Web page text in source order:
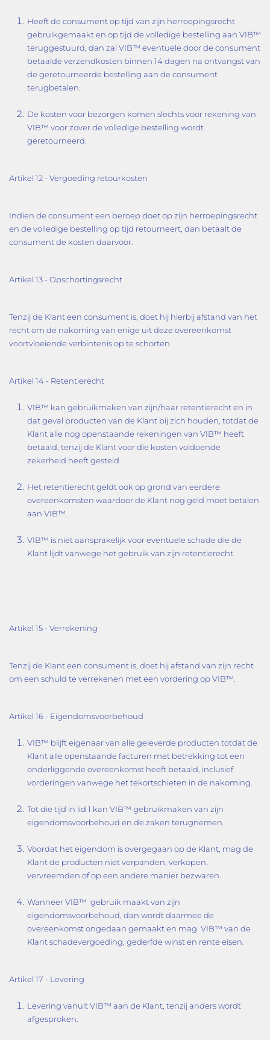
Heeft de consument op tijd van zijn herroepingsrecht
gebruikgemaakt en op tijd de volledige bestelling aan VIB™
teruggestuurd, dan zal VIB™ eventuele door de consument
betaalde verzendkosten binnen 14 dagen na ontvangst van
de geretourneerde bestelling aan de consument
terugbetalen.
De kosten voor bezorgen komen slechts voor rekening van
VIB™ voor zover de volledige bestelling wordt
geretourneerd.
Artikel 12 - Vergoeding retourkosten
Indien de consument een beroep doet op zijn herroepingsrecht
en de volledige bestelling op tijd retourneert, dan betaalt de
consument de kosten daarvoor.
Artikel 13 - Opschortingsrecht
Tenzij de Klant een consument is, doet hij hierbij afstand van het
recht om de nakoming van enige uit deze overeenkomst
voortvloeiende verbintenis op te schorten.
Artikel 14 - Retentierecht
VIB™ kan gebruikmaken van zijn/haar retentierecht en in
dat geval producten van de Klant bij zich houden, totdat de
Klant alle nog openstaande rekeningen van VIB™ heeft
betaald, tenzij de Klant voor die kosten voldoende
zekerheid heeft gesteld.
Het retentierecht geldt ook op grond van eerdere
overeenkomsten waardoor de Klant nog geld moet betalen
aan VIB™.
VIB™ is niet aansprakelijk voor eventuele schade die de
Klant lijdt vanwege het gebruik van zijn retentierecht.
Artikel 15 - Verrekening
Tenzij de Klant een consument is, doet hij afstand van zijn recht
om een schuld te verrekenen met een vordering op VIB™.
Artikel 16 - Eigendomsvoorbehoud
VIB™ blijft eigenaar van alle geleverde producten totdat de
Klant alle openstaande facturen met betrekking tot een
onderliggende overeenkomst heeft betaald, inclusief
vorderingen vanwege het tekortschieten in de nakoming.
Tot die tijd in lid 1 kan VIB™ gebruikmaken van zijn
eigendomsvoorbehoud en de zaken terugnemen.
Voordat het eigendom is overgegaan op de Klant, mag de
Klant de producten niet verpanden, verkopen,
vervreemden of op een andere manier bezwaren.
Wanneer VIB™ gebruik maakt van zijn
eigendomsvoorbehoud, dan wordt daarmee de
overeenkomst ongedaan gemaakt en mag VIB™ van de
Klant schadevergoeding, gederfde winst en rente eisen.
Artikel 17 - Levering
Levering vanuit VIB™ aan de Klant, tenzij anders wordt
afgesproken.